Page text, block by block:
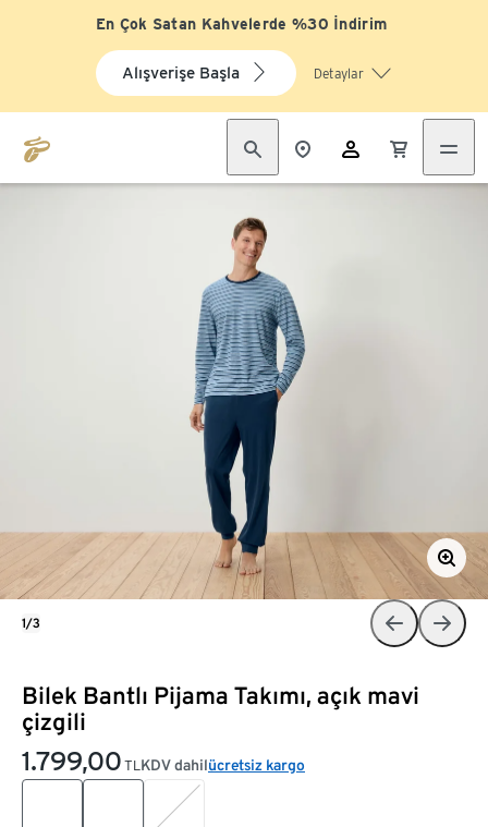
En Çok Satan Kahvelerde %30 İndirim
Alışverişe Başla Detaylar
Bilek Bantlı Pijama Takımı, açık mavi
çizgili
1.799,00 TL KDV dahilücretsiz kargo
1/3